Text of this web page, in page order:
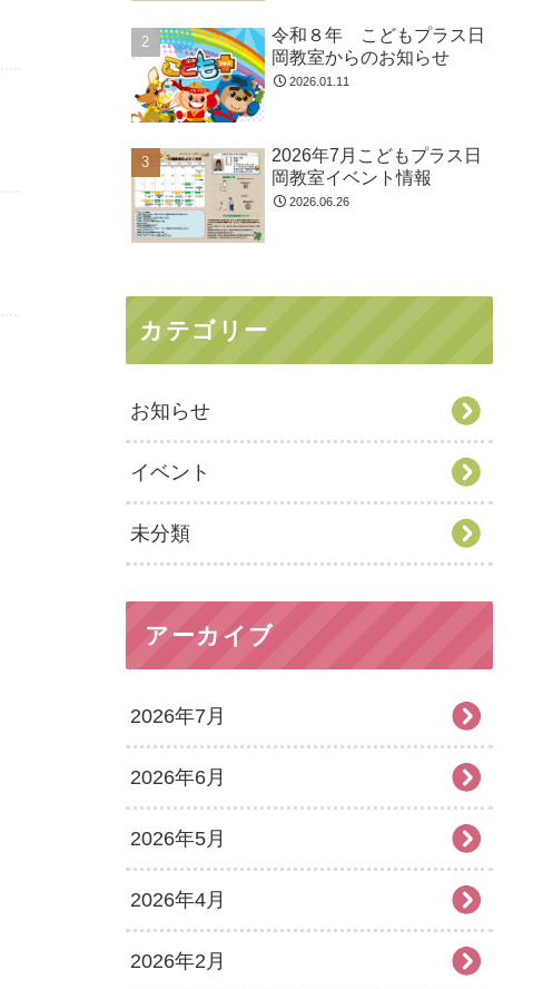
令和８年 こどもプラス日
岡教室からのお知らせ
2026.01.11
2026年7月こどもプラス日
岡教室イベント情報
2026.06.26
カテゴリー
お知らせ
イベント
未分類
アーカイブ
2026年7月
2026年6月
2026年5月
2026年4月
2026年2月